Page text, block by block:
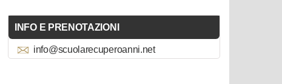
INFO E PRENOTAZIONI
info@scuolarecuperoanni.net